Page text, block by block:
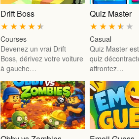
Drift Boss
★
★
★
★
★
Courses
Devenez un vrai Drift
Boss, dérivez votre voiture
à gauche…
Quiz Master
★
★
★
★
★
Casual
Quiz Master
quiz
affrontez…